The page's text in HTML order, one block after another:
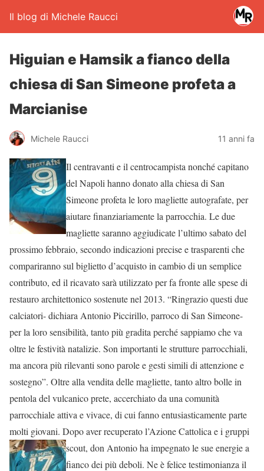
Il blog di Michele Raucci
Higuian e Hamsik a fianco della
chiesa di San Simeone profeta a
Marcianise
Michele Raucci 11 anni fa
Il centravanti e il centrocampista nonché capitano
del Napoli hanno donato alla chiesa di San
Simeone profeta le loro magliette autografate, per
aiutare finanziariamente la parrocchia. Le due
magliette saranno aggiudicate l’ultimo sabato del
prossimo febbraio, secondo indicazioni precise e trasparenti che
compariranno sul biglietto d’acquisto in cambio di un semplice
contributo, ed il ricavato sarà utilizzato per fa fronte alle spese di
restauro architettonico sostenute nel 2013. “Ringrazio questi due
calciatori- dichiara Antonio Piccirillo, parroco di San Simeone-
per la loro sensibilità, tanto più gradita perché sappiamo che va
oltre le festività natalizie. Son importanti le strutture parrocchiali,
ma ancora più rilevanti sono parole e gesti simili di attenzione e
sostegno”. Oltre alla vendita delle magliette, tanto altro bolle in
pentola del vulcanico prete, accerchiato da una comunità
parrocchiale attiva e vivace, di cui fanno entusiasticamente parte
molti giovani. Dopo aver recuperato l’Azione Cattolica e i gruppi
scout, don Antonio ha impegnato le sue energie a
fianco dei più deboli. Ne è felice testimonianza il